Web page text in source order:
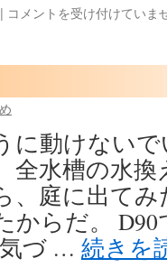
| デ
ル
眼
雑
感
は
コメントを受け付けていま
に動けない
全水槽の水
、庭に出て
からだ。
づ … 続きを